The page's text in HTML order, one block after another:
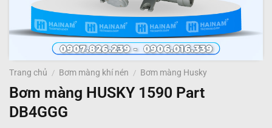
Trang chủ / Bơm màng khí nén / Bơm màng Husky
Bơm màng HUSKY 1590 Part
DB4GGG